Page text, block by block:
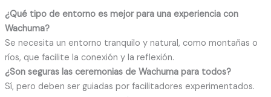
¿Qué tipo de entorno es mejor para una experiencia con
Wachuma?
Se necesita un entorno tranquilo y natural, como montañas o
ríos, que facilite la conexión y la reflexión.
¿Son seguras las ceremonias de Wachuma para todos?
Sí, pero deben ser guiadas por facilitadores experimentados.